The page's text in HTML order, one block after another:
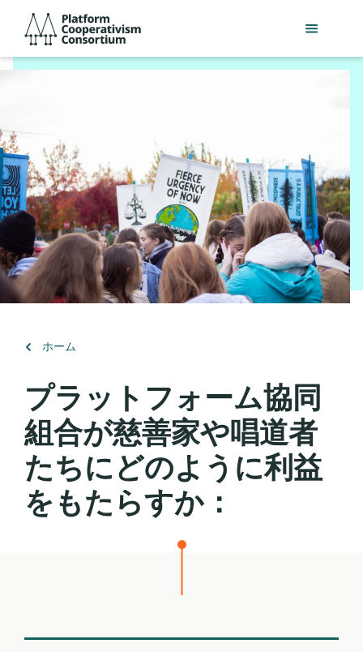
ン
ツ
へ
ス
キ
ッ
プ
Consortium
（）
戻
る
ホーム
プラットフォーム協同
組合が慈善家や唱道者
たちにどのように利益
をもたらすか：